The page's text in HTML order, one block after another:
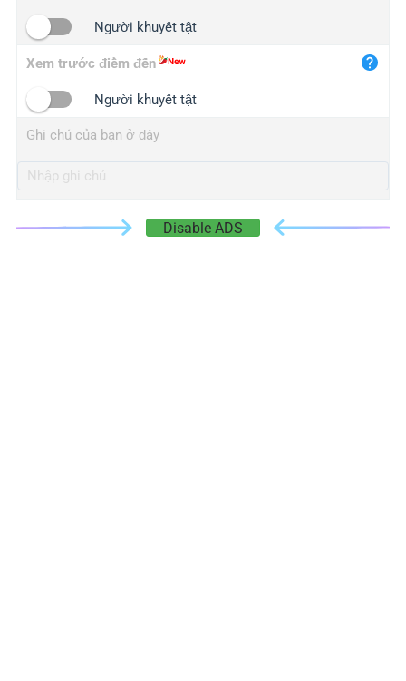
Người khuyết tật
Xem trước điểm đến
Người khuyết tật
Ghi chú của bạn ở đây
Disable ADS